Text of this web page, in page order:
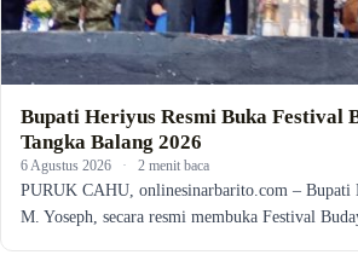
Bupati Heriyus Resmi Buka Festival
Tangka Balang 2026
6 Agustus 2026 · 2 menit baca
PURUK CAHU, onlinesinarbarito.com – Bupati
M. Yoseph, secara resmi membuka Festival